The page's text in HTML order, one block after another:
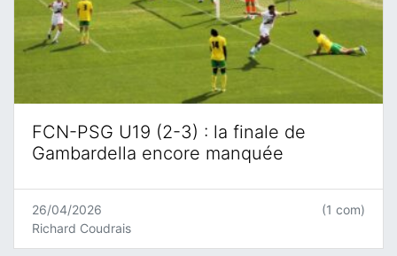
FCN-PSG U19 (2-3) : la finale de
Gambardella encore manquée
26/04/2026
Richard Coudrais
(1 com)